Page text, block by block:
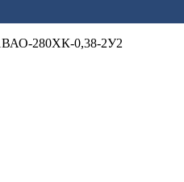
280ХК-0,38-2У2